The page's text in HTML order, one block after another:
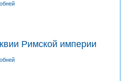
Римской империи